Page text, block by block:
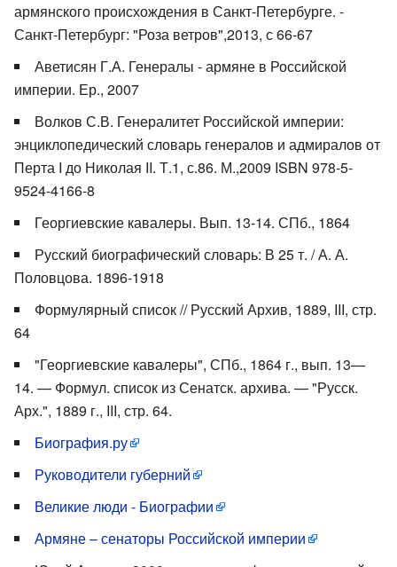
армянского происхождения в Санкт-Петербурге. -
Санкт-Петербург: "Роза ветров",2013, с 66-67
Аветисян Г.А. Генералы - армяне в Российской
империи. Ер., 2007
Волков С.В. Генералитет Российской империи:
энциклопедический словарь генералов и адмиралов от
Перта I до Николая II. Т.1, с.86. М.,2009 ISBN 978-5-
9524-4166-8
Георгиевские кавалеры. Вып. 13-14. СПб., 1864
Русский биографический словарь: В 25 т. / А. А.
Половцова. 1896-1918
Формулярный список // Русский Архив, 1889, III, стр.
64
"Георгиевские кавалеры", СПб., 1864 г., вып. 13—
14. — Формул. список из Сенатск. архива. — "Русск.
Арх.", 1889 г., III, стр. 64.
Биография.ру
Руководители губерний
Великие люди - Биографии
Армяне – сенаторы Российской империи